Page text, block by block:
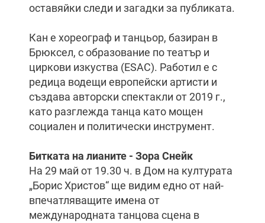
оставяйки следи и загадки за публиката.
Кан е хореограф и танцьор, базиран в
Брюксел, с образование по театър и
циркови изкуства (ESAC). Работил е с
редица водещи европейски артисти и
създава авторски спектакли от 2019 г.,
като разглежда танца като мощен
социален и политически инструмент.
Битката на лианите - Зора Снейк
На 29 май от 19.30 ч. в Дом на културата
„Борис Христов“ ще видим едно от най-
впечатляващите имена от
международната танцова сцена в